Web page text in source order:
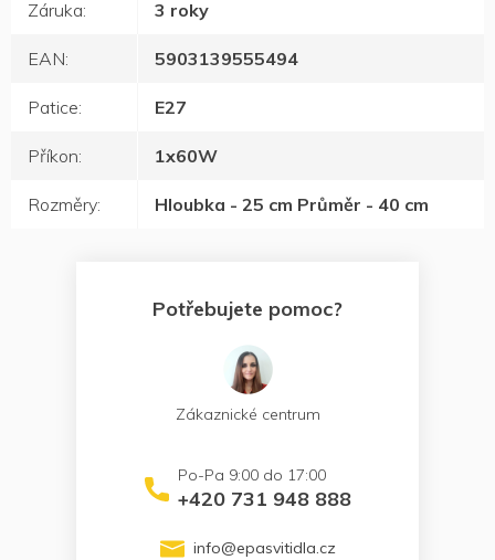
Záruka: 3 roky
EAN: 5903139555494
Patice: E27
Příkon: 1x60W
Rozměry: Hloubka - 25 cm Průměr - 40 cm
Potřebujete pomoc?
Zákaznické centrum
+420 731 948 888
info@epasvitidla.cz